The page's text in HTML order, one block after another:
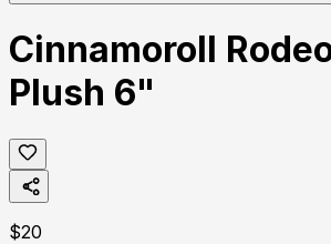
Cinnamoroll
Plush 6"
$20